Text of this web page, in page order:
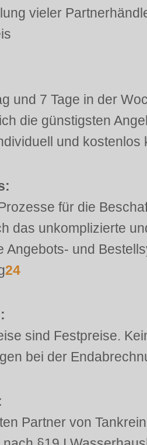
vieler
und 7 Tage in der
die günstigsten
und
für die
das unkomplizierte
Angebots- und
24
sind Festpreise.
bei der
Partner von